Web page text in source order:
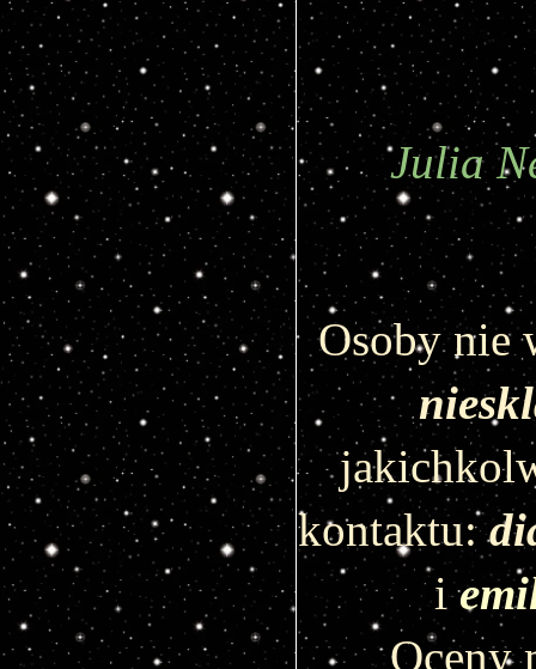
Julia
kontaktu:
i
Oceny